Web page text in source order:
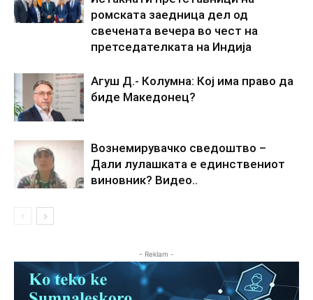
ромската заедница дел од
свечената вечера во чест на
претседателката на Индија
Агуш Д.- Колумна: Кој има право да
биде Македонец?
Вознемирувачко сведоштво –
Дали лулашката е единствениот
виновник? Видео..
- Reklam -